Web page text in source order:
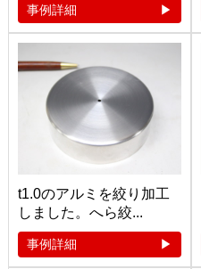
事例詳細
t1.0のアルミを絞り加工
しました。へら絞...
事例詳細